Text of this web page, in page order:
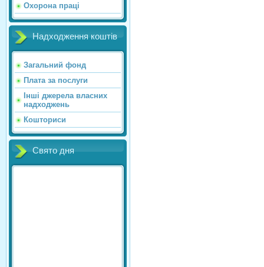
Охорона праці
Надходження коштів
Загальний фонд
Плата за послуги
Інші джерела власних
надходжень
Кошториси
Свято дня